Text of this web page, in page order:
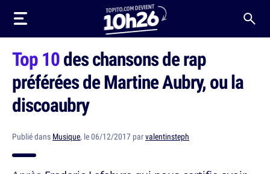
Top 10des chansons de rap
préférées de Martine Aubry, ou la
discoaubry
Publié dans Musique, le 06/12/2017 parvalentinsteph